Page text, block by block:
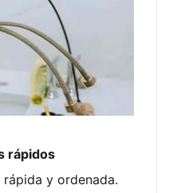
rápidos
y ordenada.